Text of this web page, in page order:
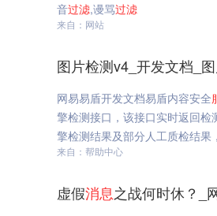
音过滤,谩骂过滤
来自：网站
图片检测v4_开发文档_
网易易盾开发文档易盾内容安全
擎检测接口，该接口实时返回
擎检测结果及部分人工质检结
来自：帮助中心
虚假消息之战何时休？_